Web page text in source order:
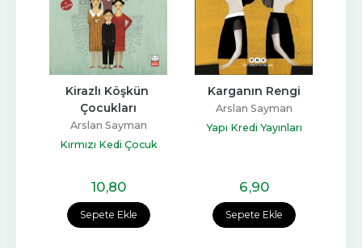
Sepete Ekle
Kirazlı Köşkün
Çocukları
Arslan Sayman
Kırmızı Kedi Çocuk
10,80
Sepete Ekle
Karganın Rengi
Arslan Sayman
Yapı Kredi Yayınları
6,90